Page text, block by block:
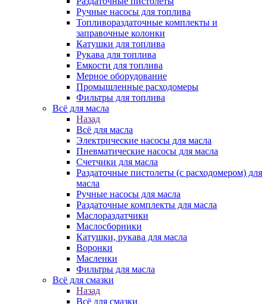
Ручные насосы для топлива
Топливораздаточные комплекты и
заправочные колонки
Катушки для топлива
Рукава для топлива
Емкости для топлива
Мерное оборудование
Промышленные расходомеры
Фильтры для топлива
Всё для масла
Назад
Всё для масла
Электрические насосы для масла
Пневматические насосы для масла
Счетчики для масла
Раздаточные пистолеты (с расходомером) для
масла
Ручные насосы для масла
Раздаточные комплекты для масла
Маслораздатчики
Маслосборники
Катушки, рукава для масла
Воронки
Масленки
Фильтры для масла
Всё для смазки
Назад
Всё для смазки